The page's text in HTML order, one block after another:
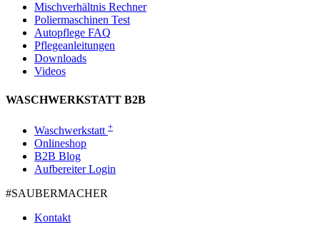
Mischverhältnis Rechner
Poliermaschinen Test
Autopflege FAQ
Pflegeanleitungen
Downloads
Videos
WASCHWERKSTATT B2B
Waschwerkstatt +
Onlineshop
B2B Blog
Aufbereiter Login
#SAUBER­MACHER
Kontakt